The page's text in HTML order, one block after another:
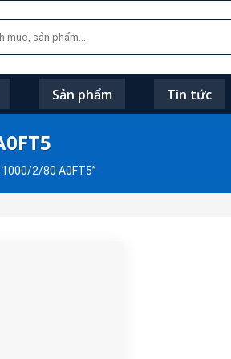
Sản phẩm Tin tức
2/80 A0FT5”